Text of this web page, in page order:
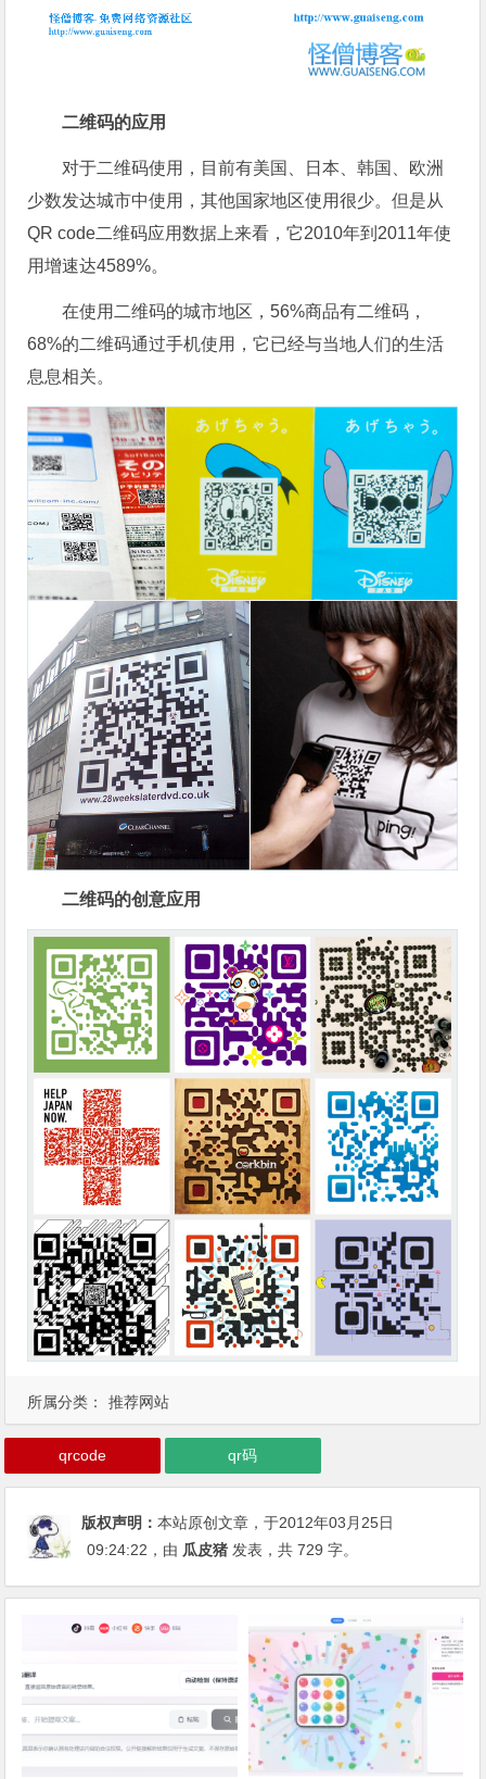
二维码的应用
对于二维码使用，目前有美国、日本、韩国、欧洲
少数发达城市中使用，其他国家地区使用很少。但是从
QR code二维码应用数据上来看，它2010年到2011年使
用增速达4589%。
在使用二维码的城市地区，56%商品有二维码，
68%的二维码通过手机使用，它已经与当地人们的生活
息息相关。
二维码的创意应用
所属分类： 推荐网站
qrcode qr码
版权声明：本站原创文章，于2012年03月25日
09:24:22 ，由 瓜皮猪 发表，共 729 字。